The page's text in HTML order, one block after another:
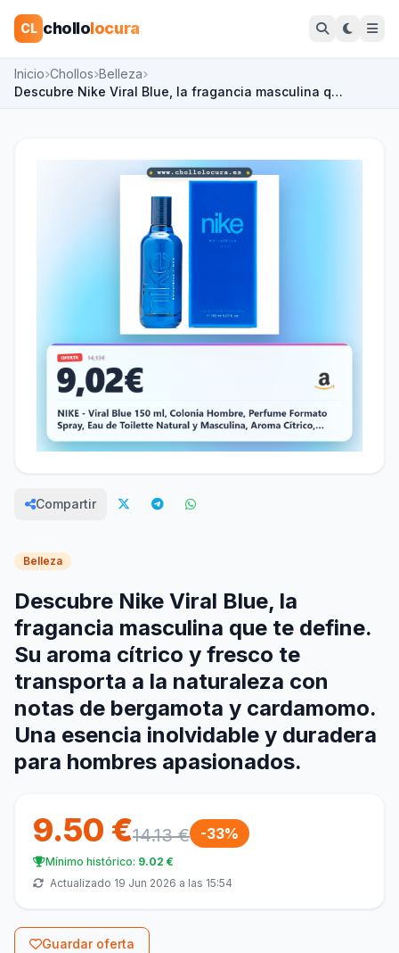
CL chollolocura
Inicio Chollos Belleza
Descubre Nike Viral Blue, la fragancia masculina q…
Compartir
Belleza
Descubre Nike Viral Blue, la
fragancia masculina que te define.
Su aroma cítrico y fresco te
transporta a la naturaleza con
notas de bergamota y cardamomo.
Una esencia inolvidable y duradera
para hombres apasionados.
9.50 €14.13 € -33%
Mínimo histórico: 9.02 €
Actualizado 19 Jun 2026 a las 15:54
Guardar oferta